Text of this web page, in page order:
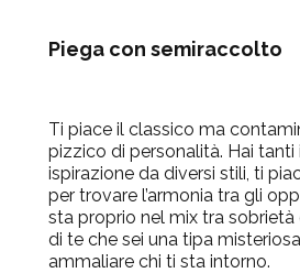
Piega con semiraccolto
Ti piace il classico ma
pizzico di personalità. Hai tanti
ispirazione da diversi stili, ti
per trovare l’armonia tra gli
sta proprio nel mix tra sobrietà
di te che sei una tipa
ammaliare chi ti sta intorno.